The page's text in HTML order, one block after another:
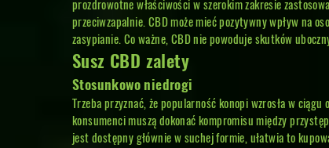
prozdrowotne właściwości w szerokim zakresie
przeciwzapalnie. CBD może mieć pozytywny wpływ na
zasypianie. Co ważne, CBD nie powoduje skutków
Susz CBD zalety
Stosunkowo niedrogi
Trzeba przyznać, że popularność konopi wzrosła w
konsumenci muszą dokonać kompromisu między
jest dostępny głównie w suchej formie, ułatwia to